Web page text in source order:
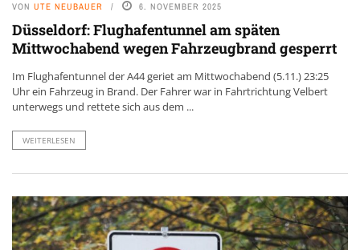
VON UTE NEUBAUER 6. NOVEMBER 2025
Düsseldorf: Flughafentunnel am späten
Mittwochabend wegen Fahrzeugbrand gesperrt
Im Flughafentunnel der A44 geriet am Mittwochabend (5.11.) 23:25
Uhr ein Fahrzeug in Brand. Der Fahrer war in Fahrtrichtung Velbert
unterwegs und rettete sich aus dem ...
WEITERLESEN